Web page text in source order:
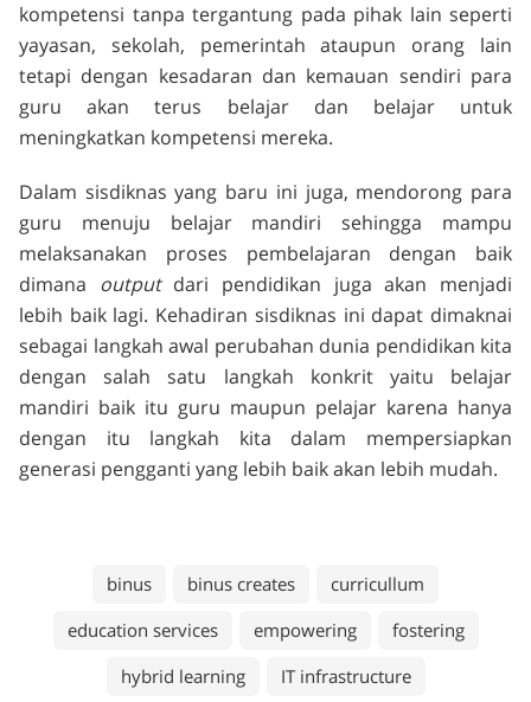
kompetensi tanpa tergantung pada pihak lain seperti
yayasan, sekolah, pemerintah ataupun orang lain
tetapi dengan kesadaran dan kemauan sendiri para
guru akan terus belajar dan belajar untuk
meningkatkan kompetensi mereka.
Dalam sisdiknas yang baru ini juga, mendorong para
guru menuju belajar mandiri sehingga mampu
melaksanakan proses pembelajaran dengan baik
dimana outputdari pendidikan juga akan menjadi
lebih baik lagi. Kehadiran sisdiknas ini dapat dimaknai
sebagai langkah awal perubahan dunia pendidikan kita
dengan salah satu langkah konkrit yaitu belajar
mandiri baik itu guru maupun pelajar karena hanya
dengan itu langkah kita dalam mempersiapkan
generasi pengganti yang lebih baik akan lebih mudah.
binus binus creates
curricullum
education services
empowering
fostering
hybrid learning
IT infrastructure